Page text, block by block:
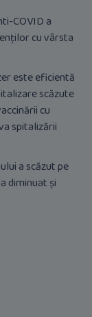
COVID a
cu vârsta
este eficientă
scăzute
cu
spitalizării
a scăzut pe
diminuat și